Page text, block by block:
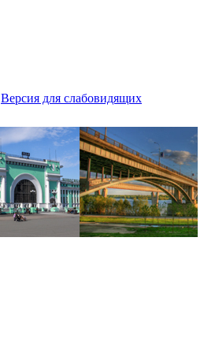
Версия для слабовидящих